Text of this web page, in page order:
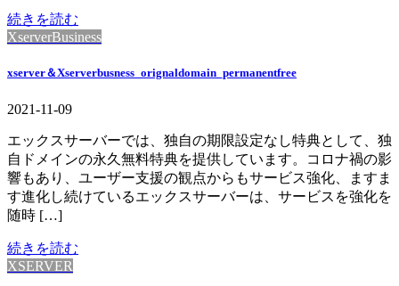
続きを読む
XserverBusiness
xserver＆Xserverbusness_orignaldomain_permanentfree
2021-11-09
エックスサーバーでは、独自の期限設定なし特典として、独
自ドメインの永久無料特典を提供しています。コロナ禍の影
響もあり、ユーザー支援の観点からもサービス強化、ますま
す進化し続けているエックスサーバーは、サービスを強化を
随時 […]
続きを読む
XSERVER